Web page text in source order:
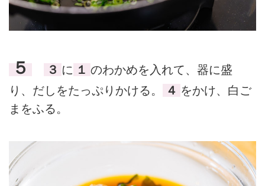
５ ３ に １ のわかめを入れて、器に盛
り、だしをたっぷりかける。
４ をかけ、白ご
まをふる。